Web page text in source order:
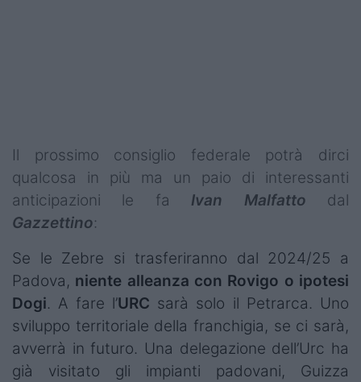
Il prossimo consiglio federale potrà dirci
qualcosa in più ma un paio di interessanti
anticipazioni le fa Ivan Malfatto dal
Gazzettino:
Se le Zebre si trasferiranno dal 2024/25 a
Padova, niente alleanza con Rovigo o ipotesi
Dogi. A fare l’URC sarà solo il Petrarca. Uno
sviluppo territoriale della franchigia, se ci sarà,
avverrà in futuro. Una delegazione dell’Urc ha
già visitato gli impianti padovani, Guizza